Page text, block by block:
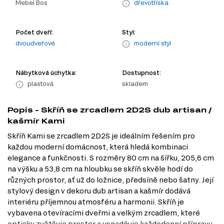
Mebel Bos dřevotříska
Počet dveří:
dvoudveřové
Styl:
moderní styl
Nábytková úchytka:
plastová
Dostupnost:
skladem
Popis - Skříň se zrcadlem 2D2S dub artisan /
kašmír Kami
Skříň Kami se zrcadlem 2D2S je ideálním řešením pro
každou moderní domácnost, která hledá kombinaci
elegance a funkčnosti. S rozměry 80 cm na šířku, 205,6 cm
na výšku a 53,8 cm na hloubku se skříň skvěle hodí do
různých prostor, ať už do ložnice, předsíně nebo šatny. Její
stylový design v dekoru dub artisan a kašmír dodává
interiéru příjemnou atmosféru a harmonii. Skříň je
vybavena otevíracími dveřmi a velkým zrcadlem, které